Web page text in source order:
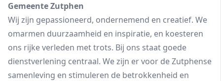
Gemeente Zutphen
Wij zijn gepassioneerd, ondernemend en creatief. We
omarmen duurzaamheid en inspiratie, en koesteren
ons rijke verleden met trots. Bij ons staat goede
dienstverlening centraal. We zijn er voor de Zutphense
samenleving en stimuleren de betrokkenheid en